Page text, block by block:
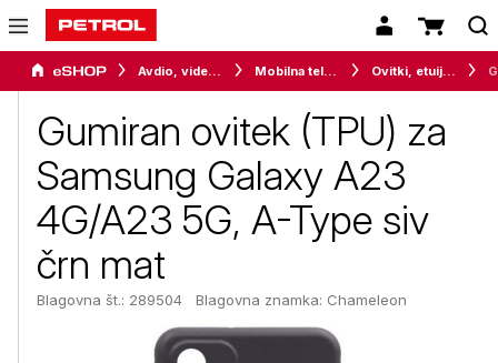
Avdio, video in telefonija Mobilna telefonija Ovitki, etuiji, torbice in držala
Gumiran ovitek (TPU) za
Samsung Galaxy A23
4G/A23 5G, A-Type siv
črn mat
Blagovna št.: 289504 Blagovna znamka: Chameleon